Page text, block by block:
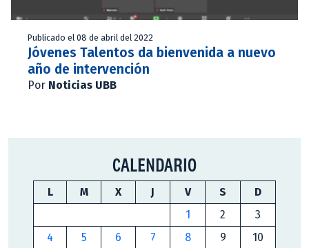
Publicado el 08 de abril del 2022
Jóvenes Talentos da bienvenida a nuevo
año de intervención
Por Noticias UBB
CALENDARIO
L M X J V S
D
1
2
3
4
5 6 7 8 9
10